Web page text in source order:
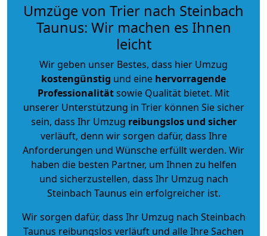
Umzüge von Trier nach Steinbach
Taunus: Wir machen es Ihnen
leicht
Wir geben unser Bestes, dass hier Umzug
kostengünstig und eine hervorragende
Professionalitätsowie Qualität bietet. Mit
unserer Unterstützung in Trier können Sie sicher
sein, dass Ihr Umzug reibungslos und sicher
verläuft, denn wir sorgen dafür, dass Ihre
Anforderungen und Wünsche erfüllt werden. Wir
haben die besten Partner, um Ihnen zu helfen
und sicherzustellen, dass Ihr Umzug nach
Steinbach Taunus ein erfolgreicher ist.
Wir sorgen dafür, dass Ihr Umzug nach Steinbach
Taunus reibungslos verläuft und alle Ihre Sachen